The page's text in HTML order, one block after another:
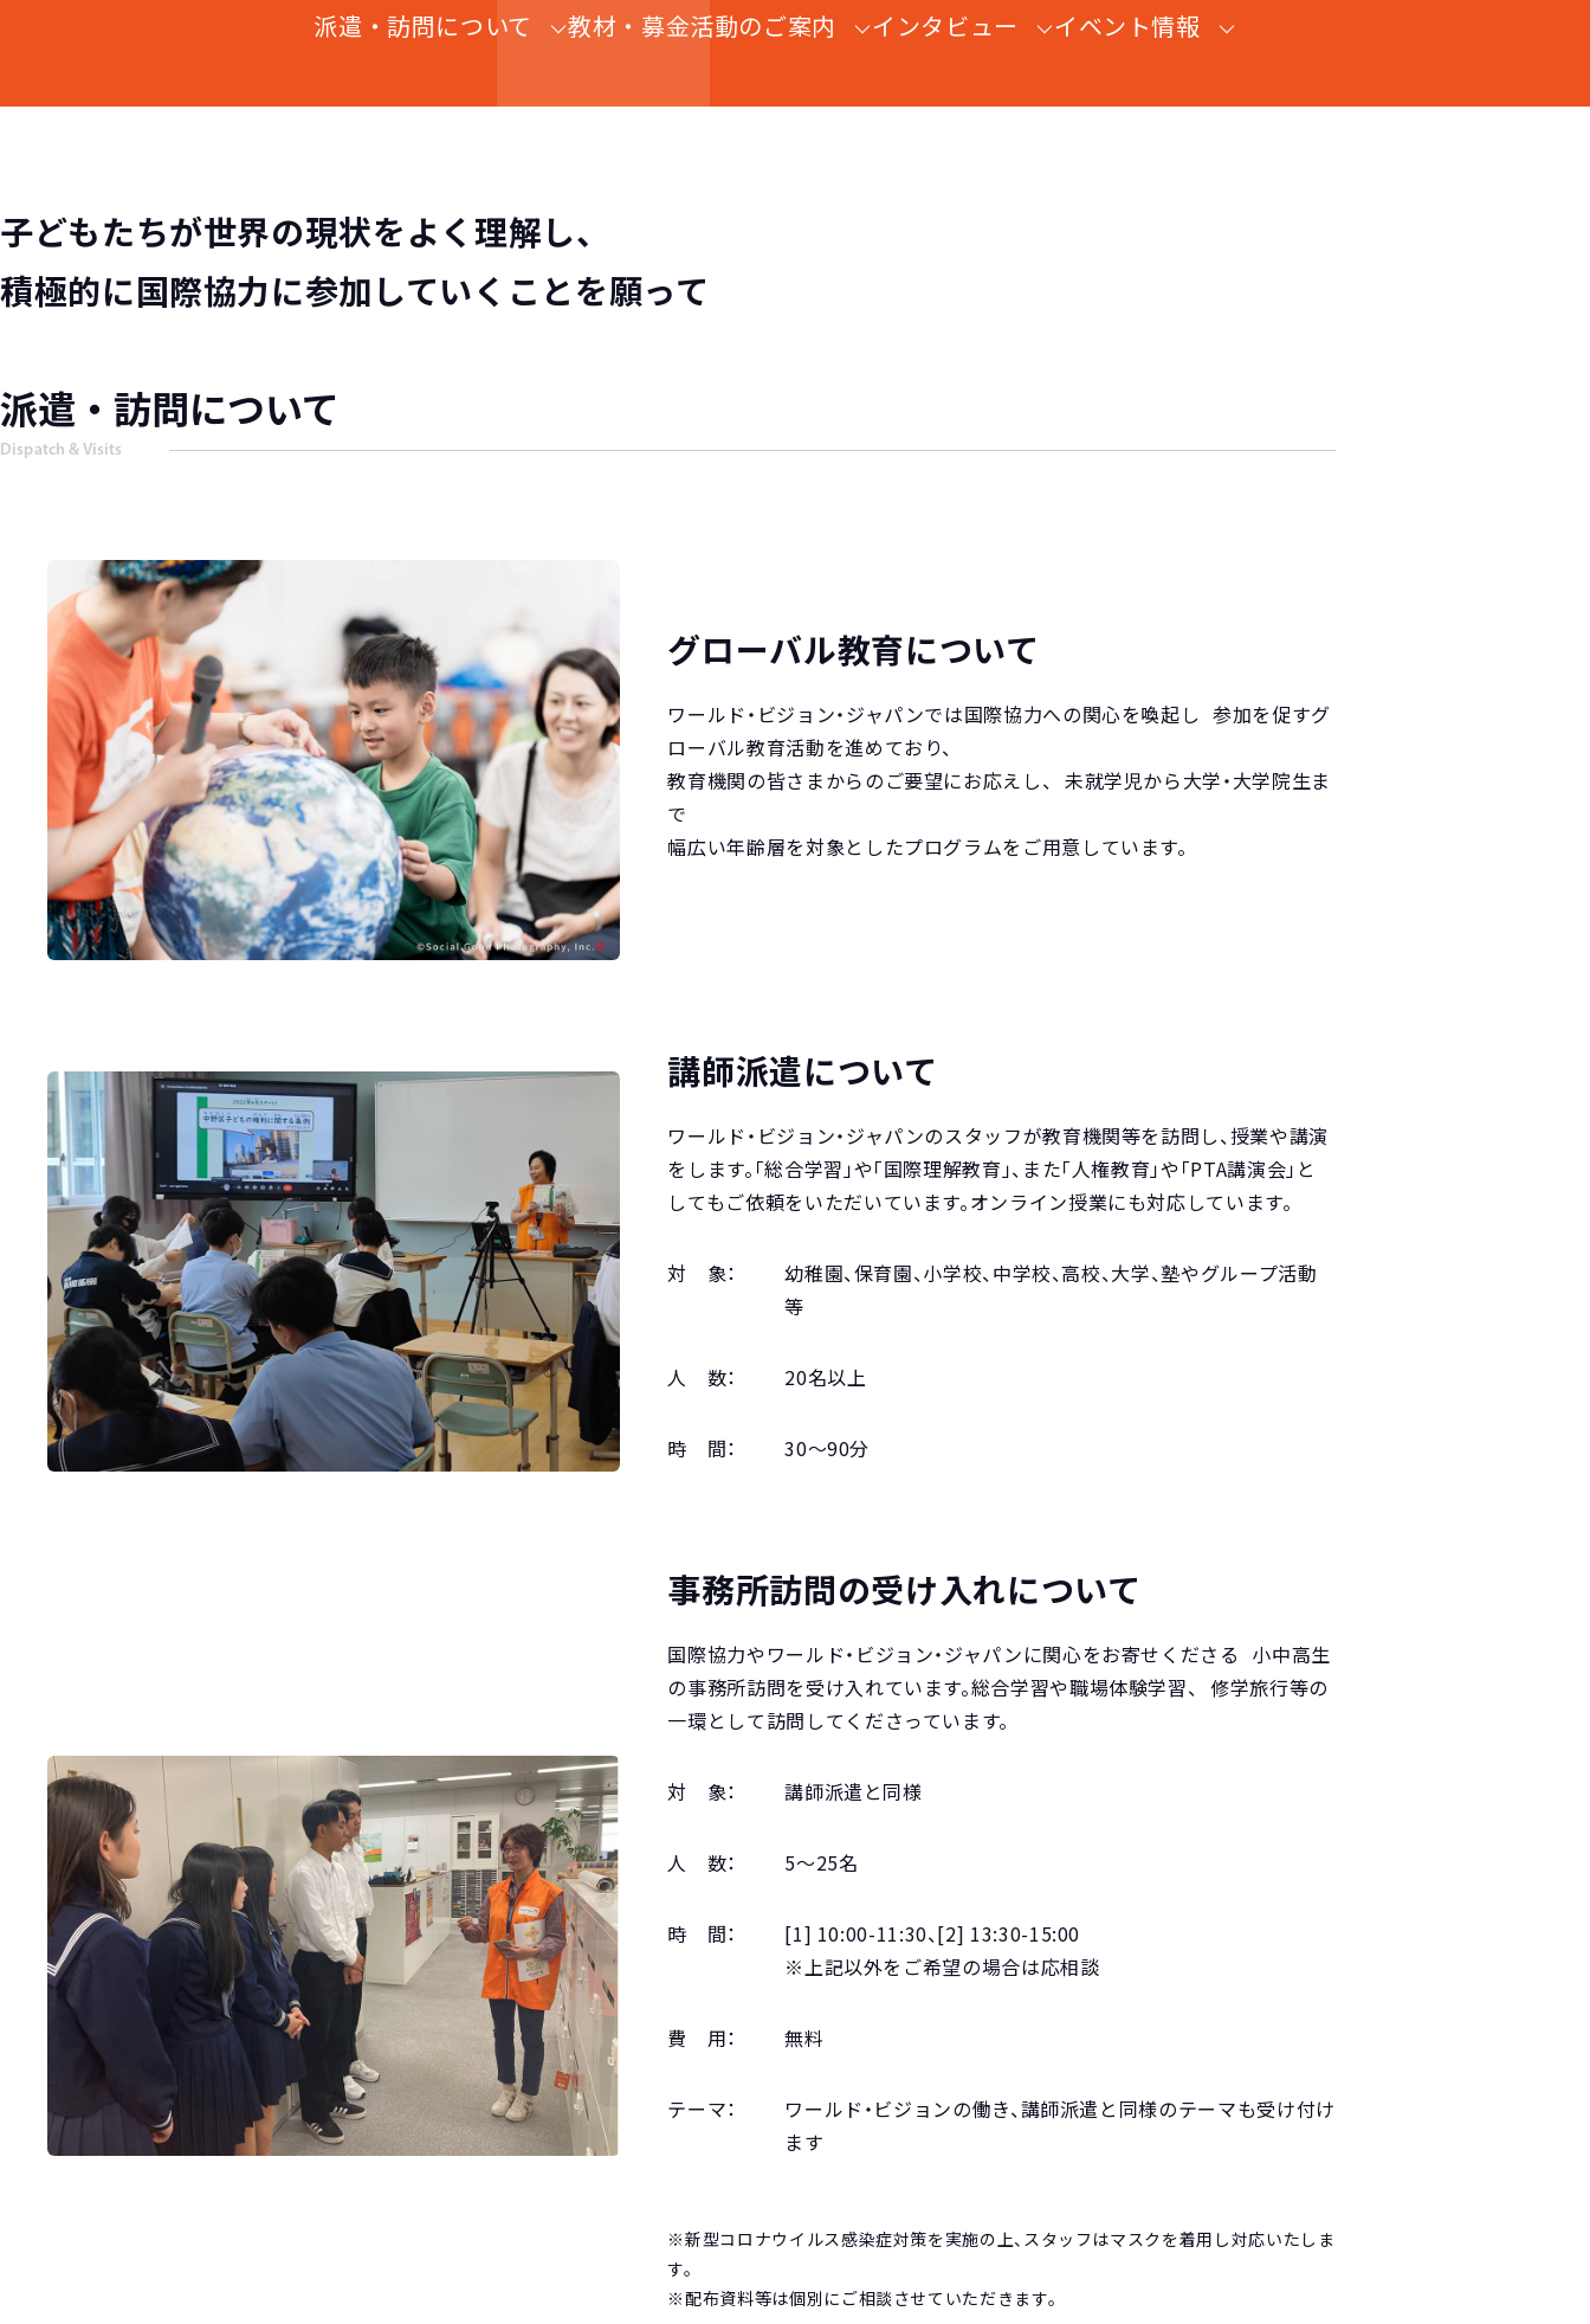
派遣・訪問について 教材・募金活動のご案内 インタビュー イベント情報
子どもたちが世界の現状をよく理解し、
積極的に国際協力に参加していくことを願って
派遣・訪問について
Dispatch & Visits
グローバル教育について
ワールド・ビジョン・ジャパンでは国際協力への関心を喚起し 参加を促すグ
ローバル教育活動を進めており、
教育機関の皆さまからのご要望にお応えし、 未就学児から大学・大学院生ま
で
幅広い年齢層を対象としたプログラムをご用意しています。
講師派遣について
ワールド・ビジョン・ジャパンのスタッフが教育機関等を訪問し、授業や講演
をします。「総合学習」や「国際理解教育」、また「人権教育」や「PTA講演会」と
してもご依頼をいただいています。オンライン授業にも対応しています。
対 象：
幼稚園、保育園、小学校、中学校、高校、大学、塾やグループ活動
等
人 数： 20名以上
時 間： 30～90分
事務所訪問の受け入れについて
国際協力やワールド・ビジョン・ジャパンに関心をお寄せくださる 小中高生
の事務所訪問を受け入れています。総合学習や職場体験学習、 修学旅行等の
一環として訪問してくださっています。
対 象： 講師派遣と同様
人 数： 5～25名
時 間：
[1] 10:00-11:30、[2] 13:30-15:00
※上記以外をご希望の場合は応相談
費 用： 無料
テーマ：
ワールド・ビジョンの働き、講師派遣と同様のテーマも受け付け
ます
※新型コロナウイルス感染症対策を実施の上、スタッフはマスクを着用し対応いたしま
す。
※配布資料等は個別にご相談させていただきます。